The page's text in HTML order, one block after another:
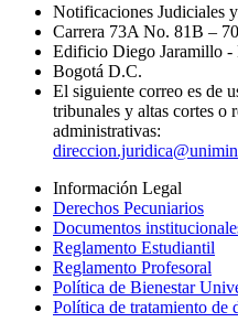
Notificaciones Judiciales
Carrera 73A No. 81B –
Edificio Diego Jaramillo -
Bogotá D.C.
El siguiente correo es de
tribunales y altas cortes o
administrativas:
Información Legal
Derechos Pecuniarios
Documentos
Reglamento Estudiantil
Reglamento Profesoral
Política de Bienestar
Política de tratamiento de